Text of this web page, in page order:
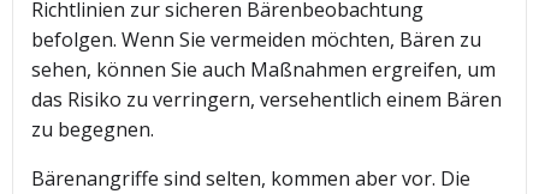
Richtlinien zur sicheren Bärenbeobachtung
befolgen. Wenn Sie vermeiden möchten, Bären zu
sehen, können Sie auch Maßnahmen ergreifen, um
das Risiko zu verringern, versehentlich einem Bären
zu begegnen.
Bärenangriffe sind selten, kommen aber vor. Die